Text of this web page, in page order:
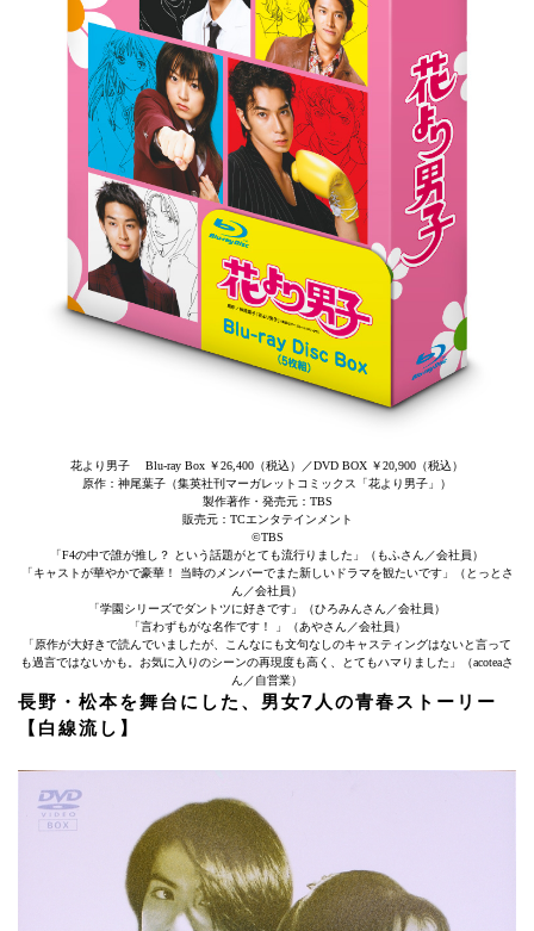
花より男子 Blu-ray Box ￥26,400（税込）／DVD BOX ￥20,900（税込）
原作：神尾葉子（集英社刊マーガレットコミックス「花より男子」）
製作著作・発売元：TBS
販売元：TCエンタテインメント
©TBS
「F4の中で誰が推し？ という話題がとても流行りました」（もふさん／会社員）
「キャストが華やかで豪華！ 当時のメンバーでまた新しいドラマを観たいです」（とっとさ
ん／会社員）
「学園シリーズでダントツに好きです」（ひろみんさん／会社員）
「言わずもがな名作です！ 」（あやさん／会社員）
「原作が大好きで読んでいましたが、こんなにも文句なしのキャスティングはないと言って
も過言ではないかも。お気に入りのシーンの再現度も高く、とてもハマりました」（acoteaさ
ん／自営業）
長野・松本を舞台にした、男女7人の青春ストーリー
【白線流し】